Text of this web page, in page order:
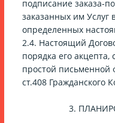
подписание заказа-
заказанных им Услуг
определенных
2.4. Настоящий
порядка его
простой письменной
ст.408 Гражданского
3.